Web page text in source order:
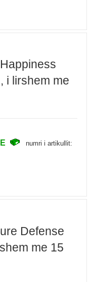
i lirshem me
numri i artikullit:
Defense
me 15